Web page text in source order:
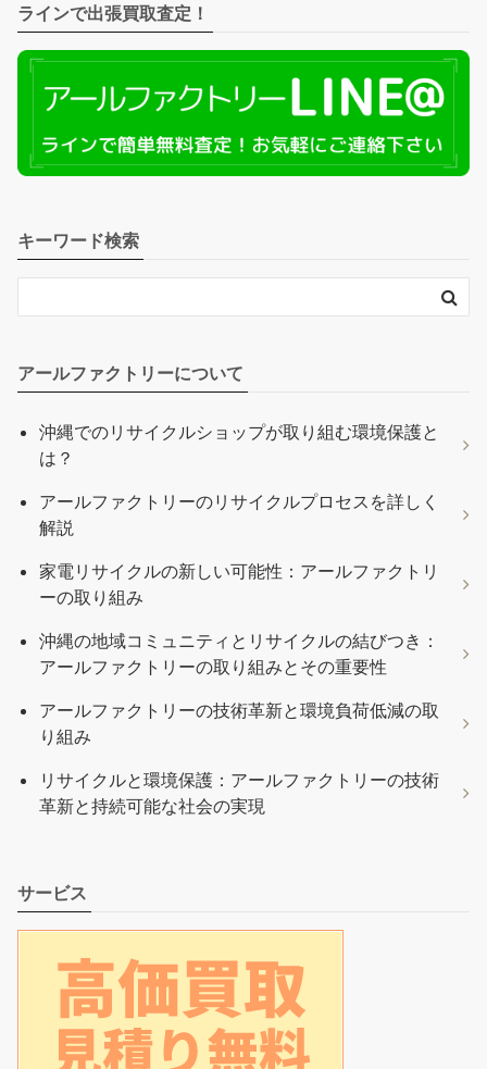
ラインで出張買取査定！
キーワード検索
アールファクトリーについて
沖縄でのリサイクルショップが取り組む環境保護と
は？
アールファクトリーのリサイクルプロセスを詳しく
解説
家電リサイクルの新しい可能性：アールファクトリ
ーの取り組み
沖縄の地域コミュニティとリサイクルの結びつき：
アールファクトリーの取り組みとその重要性
アールファクトリーの技術革新と環境負荷低減の取
り組み
リサイクルと環境保護：アールファクトリーの技術
革新と持続可能な社会の実現
サービス